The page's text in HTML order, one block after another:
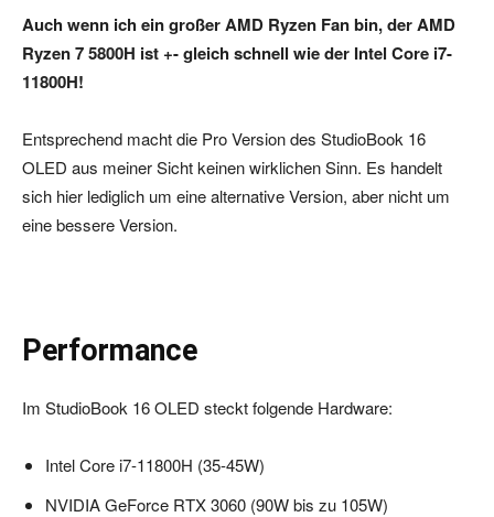
Auch wenn ich ein großer AMD Ryzen Fan bin, der AMD
Ryzen 7 5800H ist +- gleich schnell wie der Intel Core i7-
11800H!
Entsprechend macht die Pro Version des StudioBook 16
OLED aus meiner Sicht keinen wirklichen Sinn. Es handelt
sich hier lediglich um eine alternative Version, aber nicht um
eine bessere Version.
Performance
Im StudioBook 16 OLED steckt folgende Hardware:
Intel Core i7-11800H (35-45W)
NVIDIA GeForce RTX 3060 (90W bis zu 105W)